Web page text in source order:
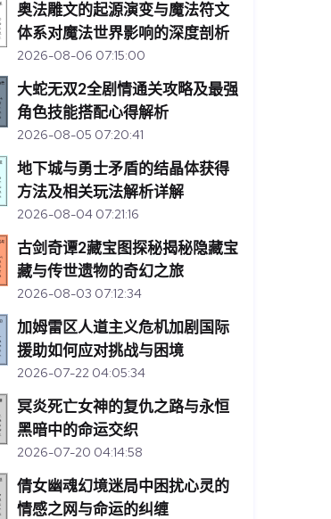
奥法雕文的起源演变与魔法符文
体系对魔法世界影响的深度剖析
2026-08-06 07:15:00
大蛇无双2全剧情通关攻略及最强
角色技能搭配心得解析
2026-08-05 07:20:41
地下城与勇士矛盾的结晶体获得
方法及相关玩法解析详解
2026-08-04 07:21:16
古剑奇谭2藏宝图探秘揭秘隐藏宝
藏与传世遗物的奇幻之旅
2026-08-03 07:12:34
加姆雷区人道主义危机加剧国际
援助如何应对挑战与困境
2026-07-22 04:05:34
冥炎死亡女神的复仇之路与永恒
黑暗中的命运交织
2026-07-20 04:14:58
倩女幽魂幻境迷局中困扰心灵的
情感之网与命运的纠缠